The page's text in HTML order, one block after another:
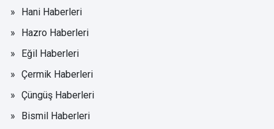
Hani Haberleri
Hazro Haberleri
Eğil Haberleri
Çermik Haberleri
Çüngüş Haberleri
Bismil Haberleri